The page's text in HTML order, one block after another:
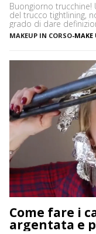
Buongiorno
del trucco tightlining,
grado di dare
espressivi e le ciglia
Vediamo insieme
MAKEUP IN CORSO-MAKE
Come fare i
argentata e